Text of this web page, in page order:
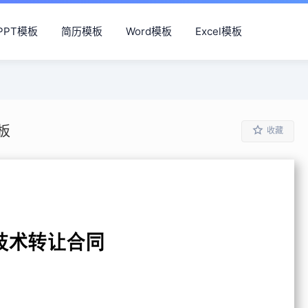
模板 简历模板 Word模板 Excel模板
收藏